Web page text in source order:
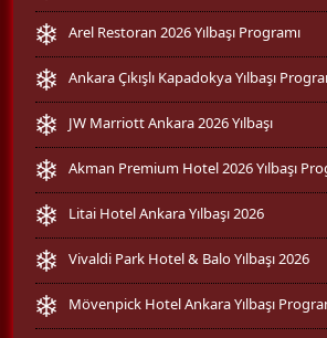
Arel Restoran 2026 Yılbaşı Programı
Ankara Çıkışlı Kapadokya Yılbaşı
JW Marriott Ankara 2026 Yılbaşı
Akman Premium Hotel 2026 Yılbaşı
Litai Hotel Ankara Yılbaşı 2026
Vivaldi Park Hotel & Balo Yılbaşı 2026
Mövenpick Hotel Ankara Yılbaşı